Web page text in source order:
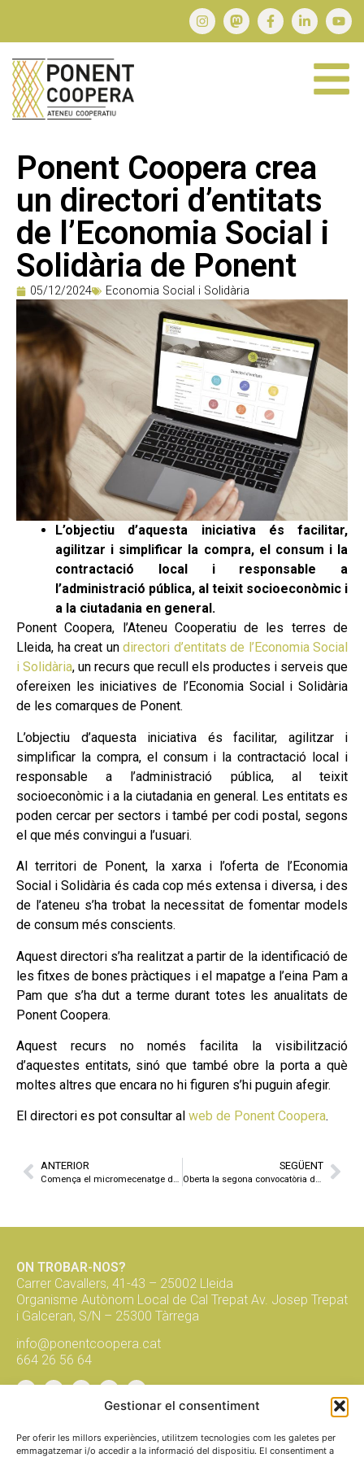
Gestionar el consentiment
Per oferir les millors experiències, utilitzem tecnologies com les galetes per
emmagatzemar i/o accedir a la informació del dispositiu. El consentiment a
Ponent Coopera crea
un directori d’entitats
de l’Economia Social i
Solidària de Ponent
05/12/2024 Economia Social i Solidària
L’objectiu d’aquesta iniciativa és facilitar,
agilitzar i simplificar la compra, el consum i la
contractació local i responsable a
l’administració pública, al teixit socioeconòmic i
a la ciutadania en general.
Ponent Coopera, l’Ateneu Cooperatiu de les terres de
Lleida, ha creat un directori d’entitats de l’Economia Social
i Solidària, un recurs que recull els productes i serveis que
ofereixen les iniciatives de l’Economia Social i Solidària
de les comarques de Ponent.
L’objectiu d’aquesta iniciativa és facilitar, agilitzar i
simplificar la compra, el consum i la contractació local i
responsable a l’administració pública, al teixit
socioeconòmic i a la ciutadania en general. Les entitats es
poden cercar per sectors i també per codi postal, segons
el que més convingui a l’usuari.
Al territori de Ponent, la xarxa i l’oferta de l’Economia
Social i Solidària és cada cop més extensa i diversa, i des
de l’ateneu s’ha trobat la necessitat de fomentar models
de consum més conscients.
Aquest directori s’ha realitzat a partir de la identificació de
les fitxes de bones pràctiques i el mapatge a l’eina Pam a
Pam que s’ha dut a terme durant totes les anualitats de
Ponent Coopera.
Aquest recurs no només facilita la visibilització
d’aquestes entitats, sinó que també obre la porta a què
moltes altres que encara no hi figuren s’hi puguin afegir.
El directori es pot consultar al web de Ponent Coopera.
ANTERIOR
Comença el micromecenatge dels cinc projectes cooperatius guanyadors del Matchfunding de Reeixim L’OESST
SEGÜENT
Oberta la segona convocatòria del Tiquet Rural per impulsar l’activitat econòmica a les zones rurals
ON TROBAR-NOS?
Carrer Cavallers, 41-43 – 25002 Lleida
Organisme Autònom Local de Cal Trepat Av. Josep Trepat
i Galceran, S/N – 25300 Tàrrega
info@ponentcoopera.cat
664 26 56 64
Suma't a la xarxa, subscriu-te al
butlletí!